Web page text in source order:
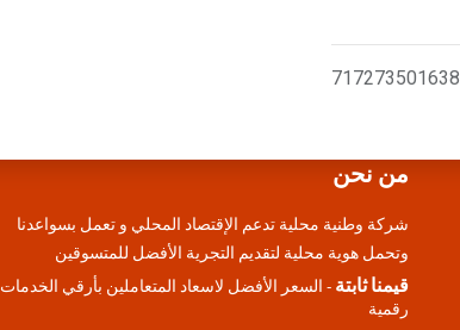
717273501638
من نحن
شركة وطنية محلية تدعم الإقتصاد المحلي و تعمل بسواعدنا
وتحمل هوية محلية لتقديم التجرية الأفضل للمتسوقين
قيمنا ثابتة - السعر الأفضل لاسعاد المتعاملين بأرقي الخدمات
رقمية